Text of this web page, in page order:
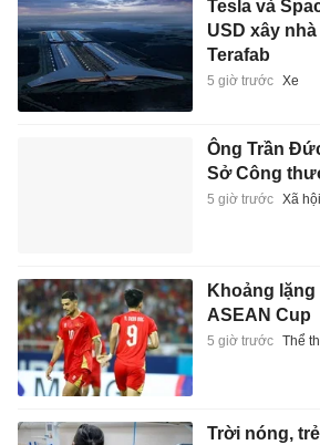
Tesla và
USD xây
Terafab
5 giờ trước Xe
Ông Trần
Sở Công
5 giờ trước Xã hội
Khoảng
ASEAN Cup
5 giờ trước Thể
Trời nóng,